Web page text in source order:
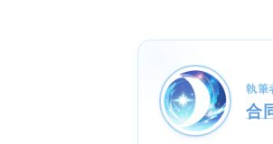
執筆
合